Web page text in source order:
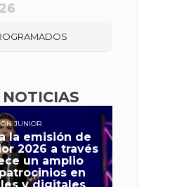
JUNIOR
la emisión de
2026 a través
un amplio
en